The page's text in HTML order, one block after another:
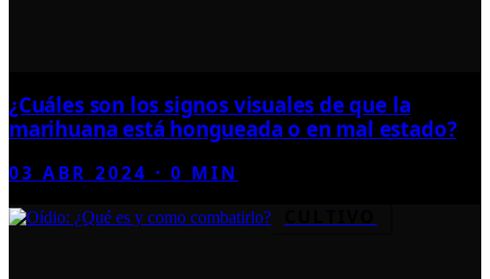
¿Cuáles son los signos visuales de que la
marihuana está hongueada o en mal estado?
03 ABR 2024 ·0 MIN